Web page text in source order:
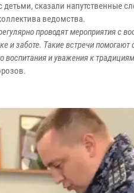
сказали напутственные
ведомства.
проводят мероприятия с
и заботе. Такие встречи
воспитания и уважения к